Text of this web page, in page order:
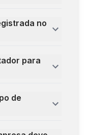
no
para
de